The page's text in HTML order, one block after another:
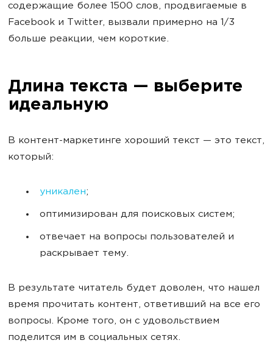
содержащие более 1500 слов, продвигаемые в
Facebook и Twitter, вызвали примерно на 1/3
больше реакции, чем короткие.
Длина текста — выберите
идеальную
В контент-маркетинге хороший текст — это текст,
который:
уникален;
оптимизирован для поисковых систем;
отвечает на вопросы пользователей и
раскрывает тему.
В результате читатель будет доволен, что нашел
время прочитать контент, ответивший на все его
вопросы. Кроме того, он с удовольствием
поделится им в социальных сетях.